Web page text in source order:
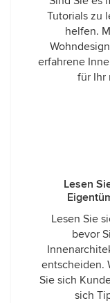
Tutorials zu
helfen.
erfahrene
für Ihr
Lesen
Lesen Sie
bevor
entscheiden.
Sie sich
sich